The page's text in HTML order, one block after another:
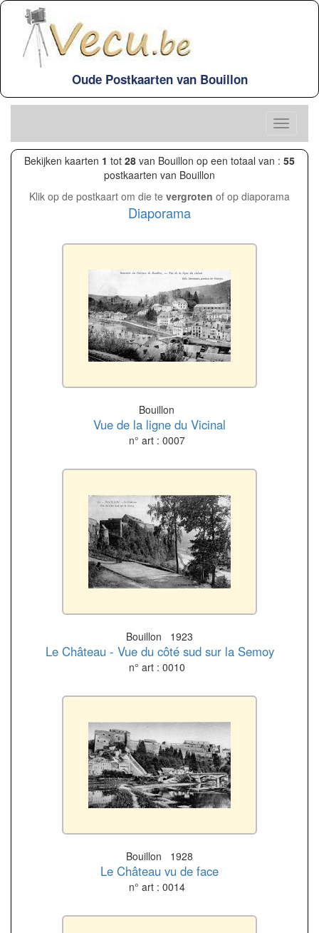
Oude Postkaarten van Bouillon
Bekijken kaarten 1 tot 28 van Bouillon op een totaal van : 55
postkaarten van Bouillon
Klik op de postkaart om die te vergroten of op diaporama
Diaporama
Bouillon
Vue de la ligne du Vicinal
n° art : 0007
Bouillon 1923
Le Château - Vue du côté sud sur la Semoy
n° art : 0010
Bouillon 1928
Le Château vu de face
n° art : 0014